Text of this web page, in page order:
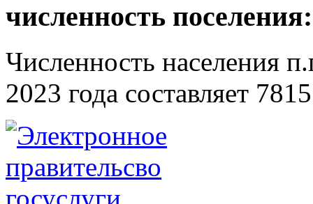
численность поселения:
Численность населения
2023 года составляет